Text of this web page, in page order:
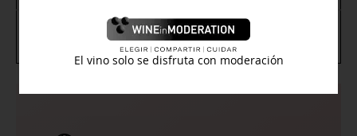
13, 5º
El vino solo se disfruta con moderación